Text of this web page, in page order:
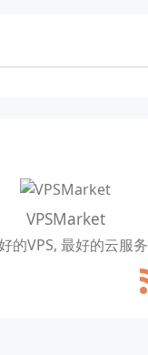
VPSMarket
的VPS, 最好的云服务